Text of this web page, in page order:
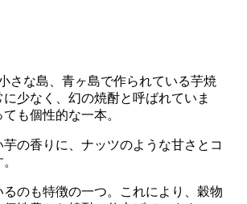
さな島、青ヶ島で作られている芋焼
少なく、幻の焼酎と呼ばれていま
も個性的な一本。
の香りに、ナッツのような甘さとコ
のも特徴の一つ。これにより、穀物